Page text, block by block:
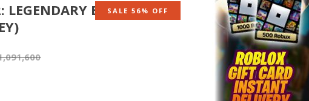
SALE 56% OFF
LEGENDARY EDITION (PC